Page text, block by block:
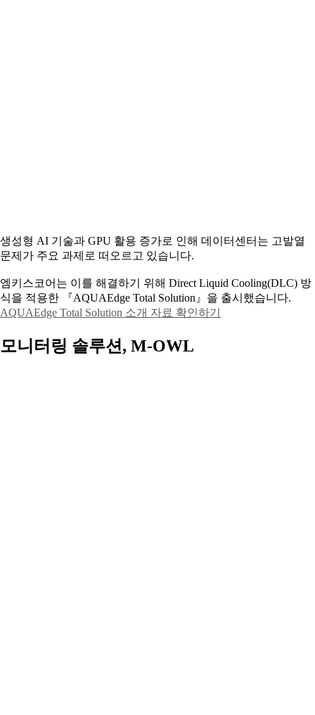
생성형 AI 기술과 GPU 활용 증가로 인해 데이터센터는 고발열
문제가 주요 과제로 떠오르고 있습니다.
엠키스코어는 이를 해결하기 위해 Direct Liquid Cooling(DLC) 방
식을 적용한 『AQUAEdge Total Solution』을 출시했습니다.
AQUAEdge Total Solution 소개 자료 확인하기
모니터링 솔루션, M-OWL